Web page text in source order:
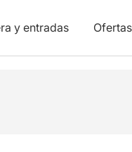
y entradas Ofertas